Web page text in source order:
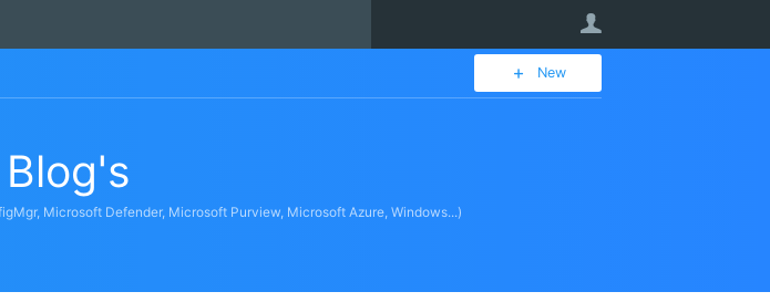
New
Microsoft Defender, Microsoft Purview, Microsoft Azure, Windows...)